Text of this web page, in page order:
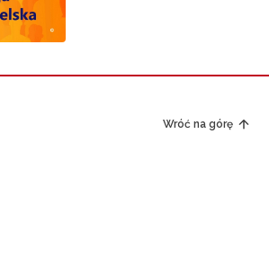
Wróć na górę